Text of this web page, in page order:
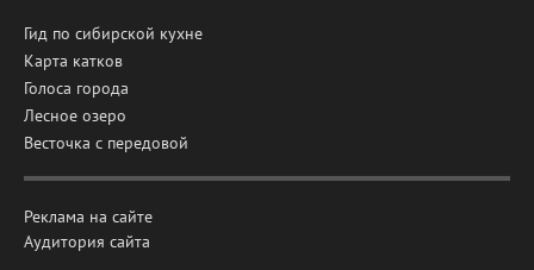
Гид по сибирской кухне
Карта катков
Голоса города
Лесное озеро
Весточка с передовой
Реклама на сайте
Аудитория сайта